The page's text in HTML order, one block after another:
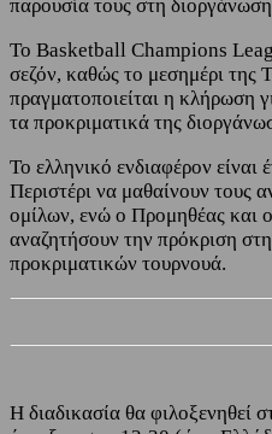
παρουσία τους στη
Το Basketball Champions
σεζόν, καθώς το μεσημέρι της
πραγματοποιείται η κλήρωση
τα προκριματικά της
Το ελληνικό ενδιαφέρον
Περιστέρι να μαθαίνουν τους
ομίλων, ενώ ο Προμηθέας και
αναζητήσουν την πρόκριση
προκριματικών τουρνουά.
Η διαδικασία θα φιλοξενηθεί